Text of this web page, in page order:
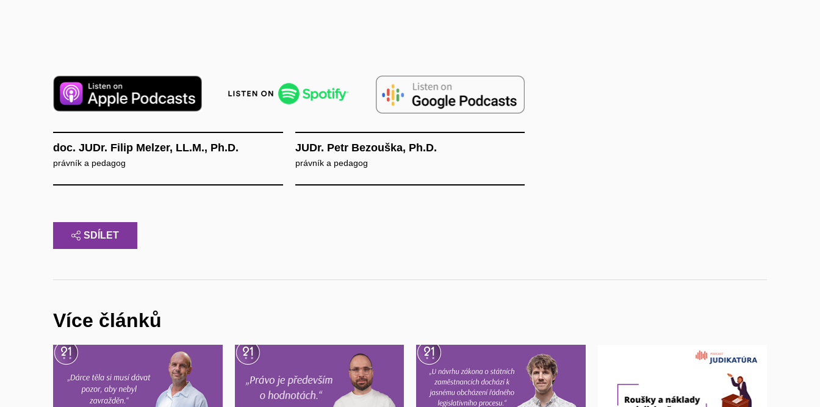
doc. JUDr. Filip Melzer, LL.M., Ph.D.
právník a pedagog
JUDr. Petr Bezouška, Ph.D.
právník a pedagog
SDÍLET
Více článků